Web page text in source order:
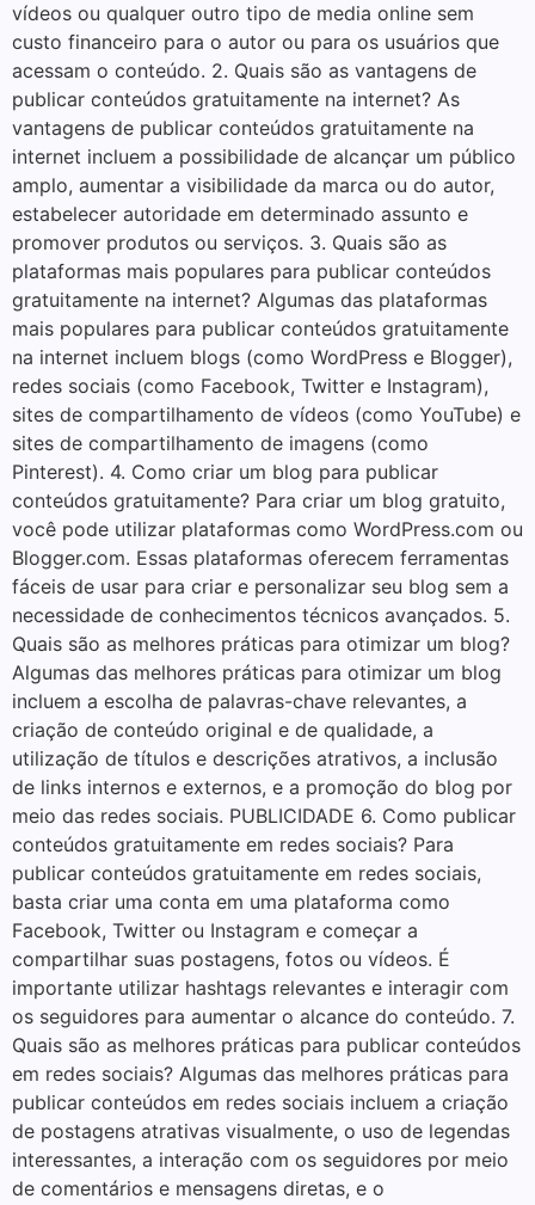
vídeos ou qualquer outro tipo de media online sem
custo financeiro para o autor ou para os usuários que
acessam o conteúdo. 2. Quais são as vantagens de
publicar conteúdos gratuitamente na internet? As
vantagens de publicar conteúdos gratuitamente na
internet incluem a possibilidade de alcançar um público
amplo, aumentar a visibilidade da marca ou do autor,
estabelecer autoridade em determinado assunto e
promover produtos ou serviços. 3. Quais são as
plataformas mais populares para publicar conteúdos
gratuitamente na internet? Algumas das plataformas
mais populares para publicar conteúdos gratuitamente
na internet incluem blogs (como WordPress e Blogger),
redes sociais (como Facebook, Twitter e Instagram),
sites de compartilhamento de vídeos (como YouTube) e
sites de compartilhamento de imagens (como
Pinterest). 4. Como criar um blog para publicar
conteúdos gratuitamente? Para criar um blog gratuito,
você pode utilizar plataformas como WordPress.com ou
Blogger.com. Essas plataformas oferecem ferramentas
fáceis de usar para criar e personalizar seu blog sem a
necessidade de conhecimentos técnicos avançados. 5.
Quais são as melhores práticas para otimizar um blog?
Algumas das melhores práticas para otimizar um blog
incluem a escolha de palavras-chave relevantes, a
criação de conteúdo original e de qualidade, a
utilização de títulos e descrições atrativos, a inclusão
de links internos e externos, e a promoção do blog por
meio das redes sociais. PUBLICIDADE 6. Como publicar
conteúdos gratuitamente em redes sociais? Para
publicar conteúdos gratuitamente em redes sociais,
basta criar uma conta em uma plataforma como
Facebook, Twitter ou Instagram e começar a
compartilhar suas postagens, fotos ou vídeos. É
importante utilizar hashtags relevantes e interagir com
os seguidores para aumentar o alcance do conteúdo. 7.
Quais são as melhores práticas para publicar conteúdos
em redes sociais? Algumas das melhores práticas para
publicar conteúdos em redes sociais incluem a criação
de postagens atrativas visualmente, o uso de legendas
interessantes, a interação com os seguidores por meio
de comentários e mensagens diretas, e o